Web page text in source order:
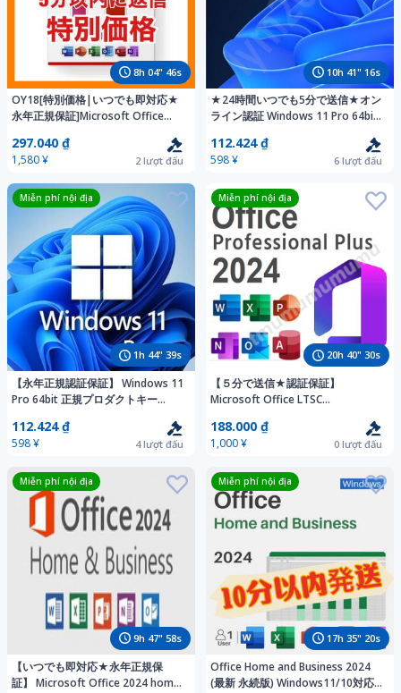
8h 04" 44s
OY18[特別価格|いつでも即対応★
永年正規保証]Microsoft Office
認証 プロダクトキー ダウンロー 日
本語
297.040 ₫
1,580 ¥ 2 lượt đấu
10h 41" 14s
★24時間いつでも5分で送信★オン
ライン認証 Windows 11 Pro 64bit
112.424 ₫
598 ¥ 6 lượt đấu
1h 44" 37s
Miễn phí nội địa
【永年正規認証保証】 Windows 11
Pro 64bit 正規プロダクトキー
トール/HOMEからアップグレード
対応
112.424 ₫
598 ¥ 4lượt đấu
20h 40" 28s
Miễn phí nội địa
【５分で送信★認証保証】
Microsoft Office LTSC
キー 日本語版 ダウンロード Word
Excel PowerPoint
188.000 ₫
1,000 ¥ 0 lượt đấu
9h 47" 56s
Miễn phí nội địa
【いつでも即対応★永年正規保
証】 Microsoft Office 2024 home
17h 35" 18s
Miễn phí nội địa
Office Home and Business 2024
(最新 永続版) Windows11/10対応